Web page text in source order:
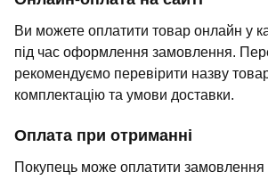
Ви можете оплатити товар онлайн у
під час оформлення замовлення.
рекомендуємо перевірити назву
комплектацію та умови доставки.
Оплата при отриманні
Покупець може оплатити замовлення